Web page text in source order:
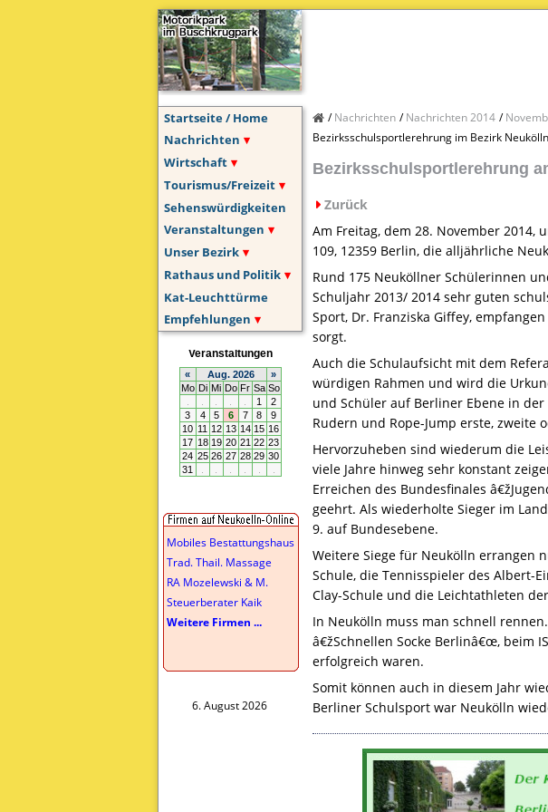
Startseite / Home
Nachrichten
Wirtschaft
Tourismus/Freizeit
Sehenswürdigkeiten
Veranstaltungen
Unser Bezirk
Rathaus und Politik
Kat-Leuchttürme
Empfehlungen
Mobiles Bestattungshaus
Trad. Thail. Massage
RA Mozelewski & M.
Steuerberater Kaik
Weitere Firmen ...
6. August 2026
Nachrichten Nachrichten 2014
Bezirksschulsportlerehrung im Bezirk Neukölln
Bezirksschulsportlerehrung
Zurück
Am Freitag, dem 28. November 2014,
109, 12359 Berlin, die alljährliche
Rund 175 Neuköllner Schülerinnen
Schuljahr 2013/ 2014 sehr guten
Sport, Dr. Franziska Giffey,
sorgt.
Auch die Schulaufsicht mit dem
würdigen Rahmen und wird die
und Schüler auf Berliner Ebene in
Rudern und Rope-Jump erste, zweite
Hervorzuheben sind wiederum die
viele Jahre hinweg sehr konstant
Erreichen des Bundesfinales
geehrt. Als wiederholte Sieger im
9. auf Bundesebene.
Weitere Siege für Neukölln errangen
Schule, die Tennisspieler des Albert-
Clay-Schule und die Leichtathleten
In Neukölln muss man schnell
â€žSchnellen Socke Berlinâ€œ, beim
erfolgreich waren.
Somit können auch in diesem Jahr
Berliner Schulsport war Neukölln